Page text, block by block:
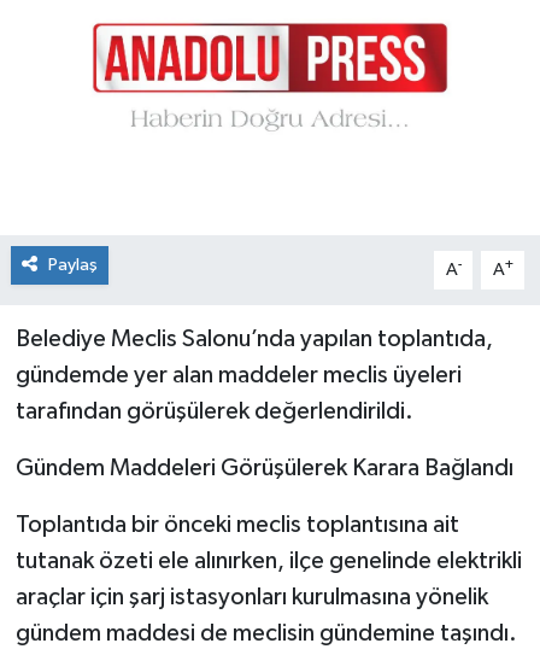
Paylaş A- A+
Belediye Meclis Salonu’nda yapılan toplantıda,
gündemde yer alan maddeler meclis üyeleri
tarafından görüşülerek değerlendirildi.
Gündem Maddeleri Görüşülerek Karara Bağlandı
Toplantıda bir önceki meclis toplantısına ait
tutanak özeti ele alınırken, ilçe genelinde elektrikli
araçlar için şarj istasyonları kurulmasına yönelik
gündem maddesi de meclisin gündemine taşındı.